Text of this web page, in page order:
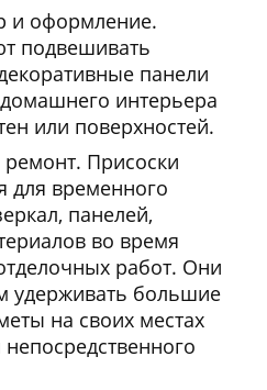
и оформление.
подвешивать
панели
интерьера
или поверхностей.
ремонт. Присоски
для временного
панелей,
во время
работ. Они
удерживать большие
на своих местах